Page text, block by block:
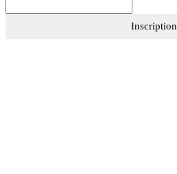
Inscription